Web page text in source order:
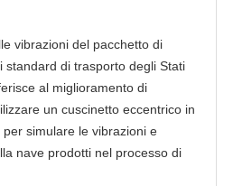
vibrazioni del pacchetto di
standard di trasporto degli Stati
al miglioramento di
un cuscinetto eccentrico in
simulare le vibrazioni e
nave prodotti nel processo di